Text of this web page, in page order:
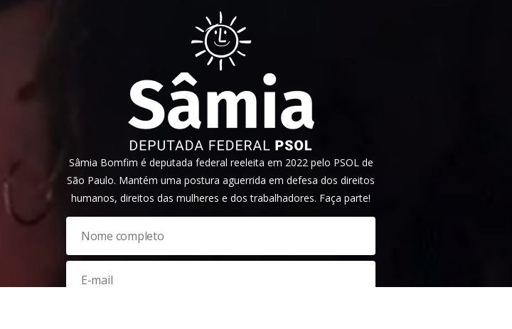
Sâmia Bomfim é deputada federal reeleita em 2022 pelo PSOL de
São Paulo. Mantém uma postura aguerrida em defesa dos direitos
humanos, direitos das mulheres e dos trabalhadores. Faça parte!